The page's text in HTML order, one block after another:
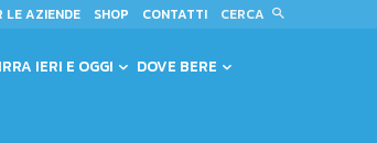
LE AZIENDE SHOP CONTATTI CERCA
IERI E OGGI DOVE BERE